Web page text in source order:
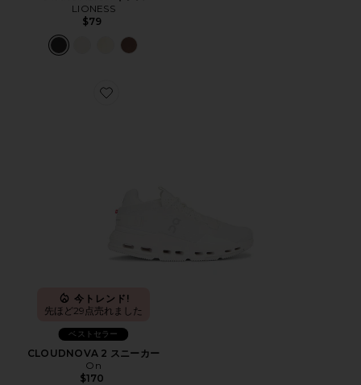
LIONESS
$79
Favorite CLOUDNOVA 2 スニーカー
今トレンド!
先ほど29点売れました
ベストセラー
CLOUDNOVA 2 スニーカー
On
$170